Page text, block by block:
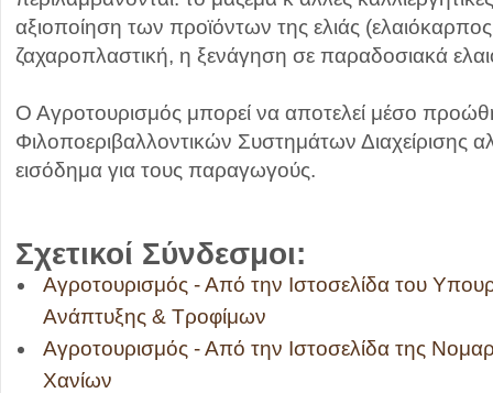
αξιοποίηση των προϊόντων της ελιάς
ζαχαροπλαστική, η ξενάγηση σε παραδοσιακά
Ο Αγροτουρισμός μπορεί να αποτελεί μέσο
Φιλοποεριβαλλοντικών Συστημάτων Διαχείρισης
εισόδημα για τους παραγωγούς.
Σχετικοί Σύνδεσμοι:
Αγροτουρισμός - Από την Ιστοσελίδα του
Ανάπτυξης & Τροφίμων
Αγροτουρισμός - Από την Ιστοσελίδα της
Χανίων